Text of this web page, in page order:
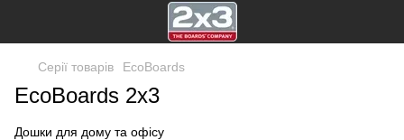
Серії товарів EcoBoards
EcoBoards 2х3
Дошки для дому та офісу